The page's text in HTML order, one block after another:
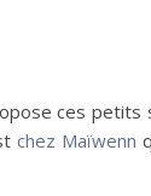
ces petits
chez Maïwenn